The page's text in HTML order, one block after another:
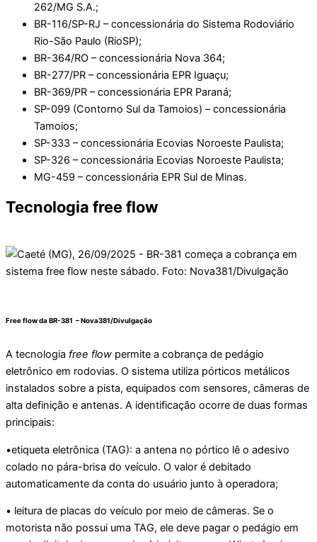
262/MG S.A.;
BR-116/SP-RJ – concessionária do Sistema Rodoviário
Rio-São Paulo (RioSP);
BR-364/RO – concessionária Nova 364;
BR-277/PR – concessionária EPR Iguaçu;
BR-369/PR – concessionária EPR Paraná;
SP-099 (Contorno Sul da Tamoios) – concessionária
Tamoios;
SP-333 – concessionária Ecovias Noroeste Paulista;
SP-326 – concessionária Ecovias Noroeste Paulista;
MG-459 – concessionária EPR Sul de Minas.
Tecnologia free flow
Free flow da BR-381 –Nova381/Divulgação
A tecnologia free flow permite a cobrança de pedágio
eletrônico em rodovias. O sistema utiliza pórticos metálicos
instalados sobre a pista, equipados com sensores, câmeras de
alta definição e antenas. A identificação ocorre de duas formas
principais:
​•etiqueta eletrônica (TAG): a antena no pórtico lê o adesivo
colado no pára-brisa do veículo. O valor é debitado
automaticamente da conta do usuário junto à operadora;
​• leitura de placas do veículo por meio de câmeras. Se o
motorista não possui uma TAG, ele deve pagar o pedágio em